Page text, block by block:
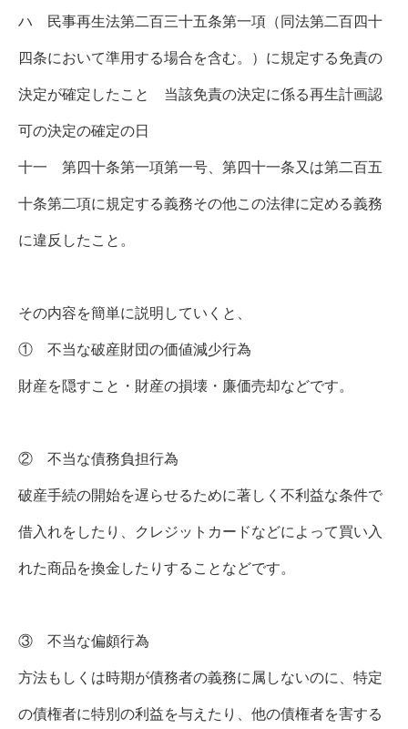
ハ 民事再生法第二百三十五条第一項（同法第二百四十
四条において準用する場合を含む。）に規定する免責の
決定が確定したこと 当該免責の決定に係る再生計画認
可の決定の確定の日
十一 第四十条第一項第一号、第四十一条又は第二百五
十条第二項に規定する義務その他この法律に定める義務
に違反したこと。
その内容を簡単に説明していくと、
① 不当な破産財団の価値減少行為
財産を隠すこと・財産の損壊・廉価売却などです。
② 不当な債務負担行為
破産手続の開始を遅らせるために著しく不利益な条件で
借入れをしたり、クレジットカードなどによって買い入
れた商品を換金したりすることなどです。
③ 不当な偏頗行為
方法もしくは時期が債務者の義務に属しないのに、特定
の債権者に特別の利益を与えたり、他の債権者を害する